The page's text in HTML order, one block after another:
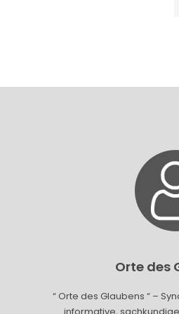
Orte des
“ Orte des Glaubens “ –